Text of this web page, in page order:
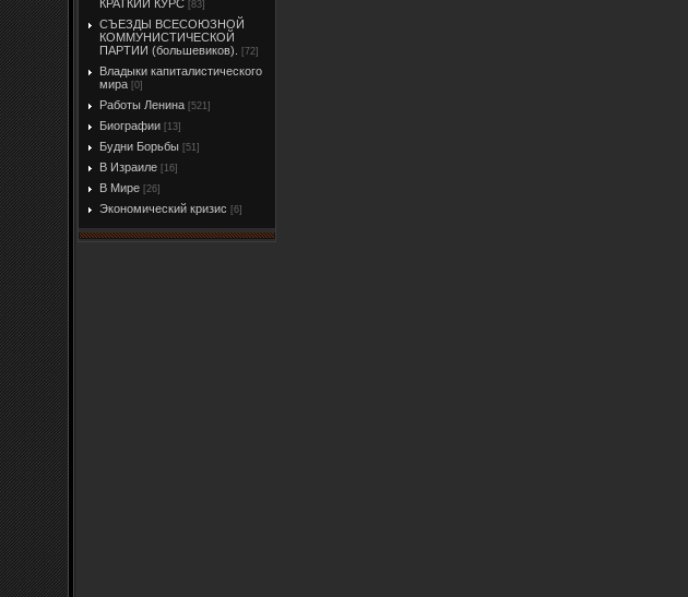
КРАТКИЙ КУРС [83]
СЪЕЗДЫ ВСЕСОЮЗНОЙ
КОММУНИСТИЧЕСКОЙ
ПАРТИИ (большевиков).
[72]
Владыки капиталистического
мира [0]
Работы Ленина [521]
Биографии [13]
Будни Борьбы [51]
В Израиле [16]
В Мире [26]
Экономический кризис [6]